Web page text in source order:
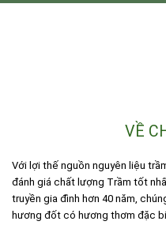
VỀ
Với lợi thế nguồn nguyên liệu
đánh giá chất lượng Trầm tốt
truyền gia đình hơn 40 năm,
hương đốt có hương thơm đặc